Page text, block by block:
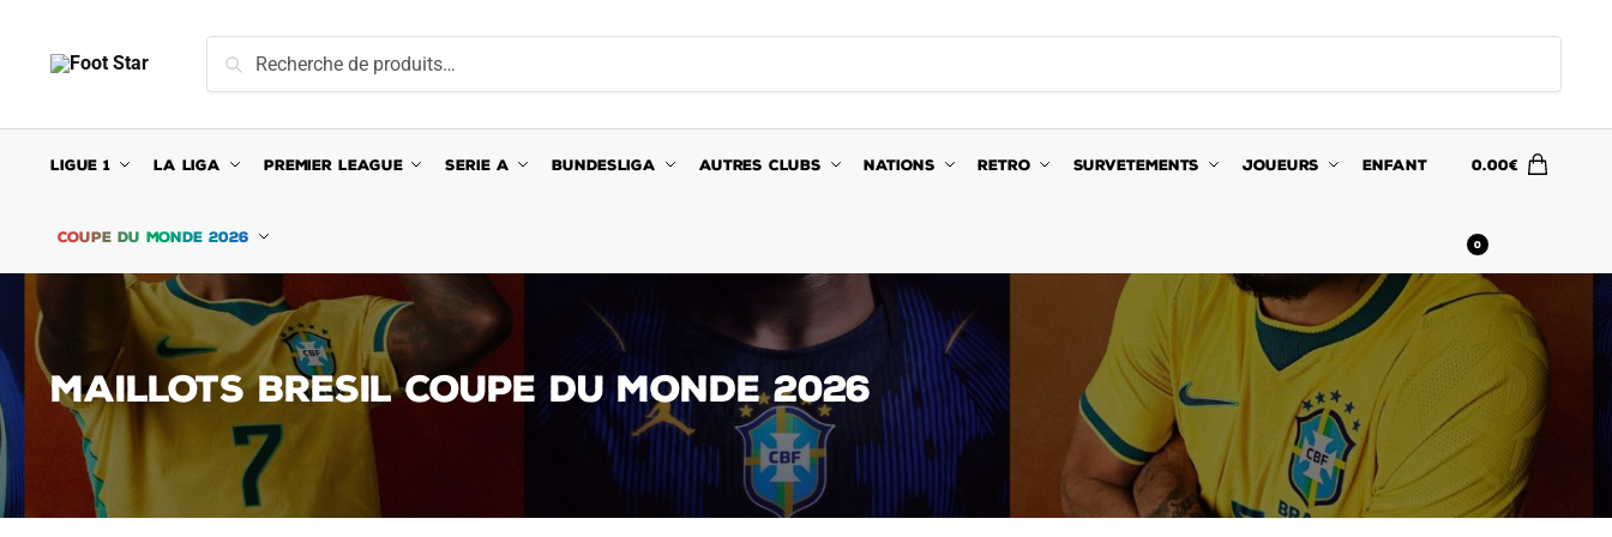
navigation
content
pour :
Recherche
LIGUE 1 LA LIGA PREMIER LEAGUE SERIE A BUNDESLIGA AUTRES CLUBS NATIONS RETRO SURVETEMENTS JOUEURS ENFANT
COUPE DU MONDE 2026
0.00€
0
MAILLOTS BRESIL COUPE DU MONDE 2026